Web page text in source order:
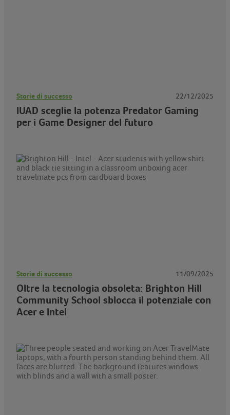
Storie di successo 22/12/2025
IUAD sceglie la potenza Predator Gaming
per i Game Designer del futuro
Storie di successo 11/09/2025
Oltre la tecnologia obsoleta: Brighton Hill
Community School sblocca il potenziale con
Acer e Intel